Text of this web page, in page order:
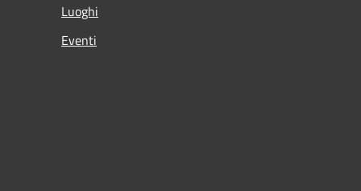
Luoghi
Eventi